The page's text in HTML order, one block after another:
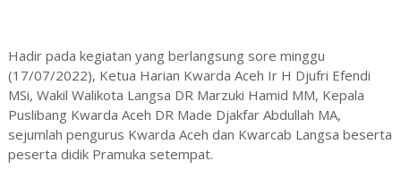
Hadir pada kegiatan yang berlangsung sore minggu
(17/07/2022), Ketua Harian Kwarda Aceh Ir H Djufri Efendi
MSi, Wakil Walikota Langsa DR Marzuki Hamid MM, Kepala
Puslibang Kwarda Aceh DR Made Djakfar Abdullah MA,
sejumlah pengurus Kwarda Aceh dan Kwarcab Langsa beserta
peserta didik Pramuka setempat.